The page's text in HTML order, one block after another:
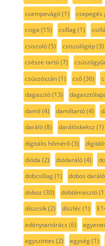
csempevágó(1) csepegés
csiga (15) csillag(1)
csiszoló(5) csiszológép(3)
csésze tartó(7)
csúszószán(1) cső(36)
dagasztó(13)
damil (4) damiltartó(4)
daráló(8) darálóskeksz (1)
digitális hőmérő(3)
dióda (2) diódaráló(4)
dobcsillag(1) dobos daráló
doboz (30) dobtámasztó
díszcsík(2) díszléc(1)
edénytartórács (6)
egyszintes (2) egység(1)